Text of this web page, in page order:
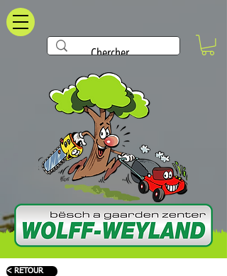
< RETOUR